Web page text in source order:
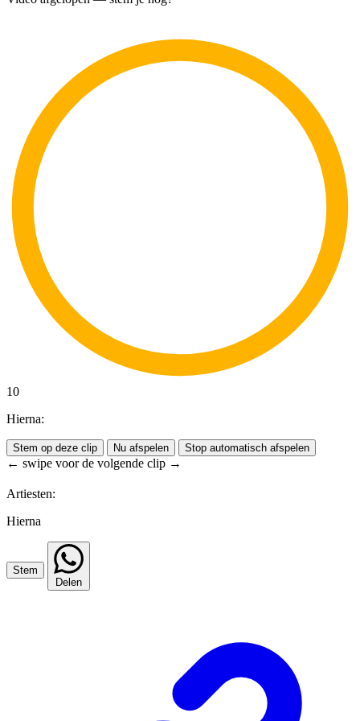
10
Hierna:
Stem op deze clip Nu afspelen Stop automatisch afspelen
← swipe voor de volgende clip →
Artiesten:
Hierna
Stem
Delen